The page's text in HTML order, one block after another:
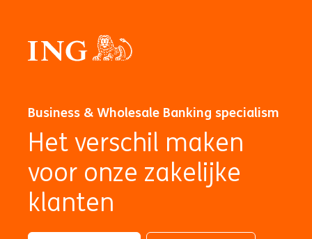
Business & Wholesale Banking specialism
Het verschil maken
voor onze zakelijke
klanten